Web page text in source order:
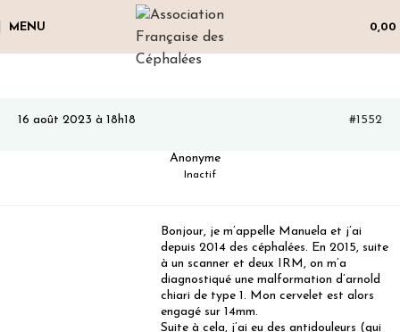
MENU 0,00
16 août 2023 à 18h18 #1552
Anonyme
Inactif
Bonjour, je m’appelle Manuela et j’ai
depuis 2014 des céphalées. En 2015, suite
à un scanner et deux IRM, on m’a
diagnostiqué une malformation d’arnold
chiari de type 1. Mon cervelet est alors
engagé sur 14mm.
Suite à cela, j’ai eu des antidouleurs (qui